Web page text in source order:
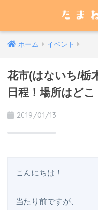
ホーム イベント
花市(はないち/栃
日程！場所はど
2019/01/13
こんにちは！
当たり前ですが、